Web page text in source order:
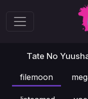
Tate No
filemoon